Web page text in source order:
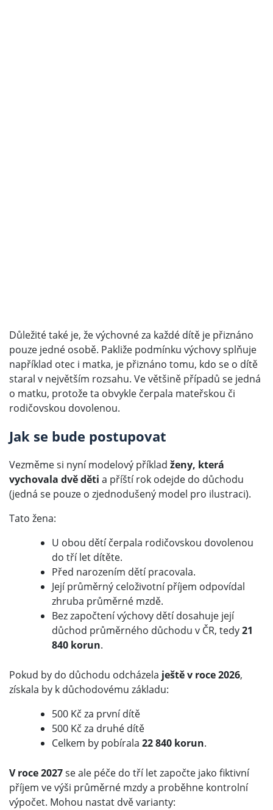
Důležité také je, že výchovné za každé dítě je přiznáno
pouze jedné osobě. Pakliže podmínku výchovy splňuje
například otec i matka, je přiznáno tomu, kdo se o dítě
staral v největším rozsahu. Ve většině případů se jedná
o matku, protože ta obvykle čerpala mateřskou či
rodičovskou dovolenou.
Jak se bude postupovat
Vezměme si nyní modelový příklad ženy, která
vychovala dvě děti a příští rok odejde do důchodu
(jedná se pouze o zjednodušený model pro ilustraci).
Tato žena:
U obou dětí čerpala rodičovskou dovolenou
do tří let dítěte.
Před narozením dětí pracovala.
Její průměrný celoživotní příjem odpovídal
zhruba průměrné mzdě.
Bez započtení výchovy dětí dosahuje její
důchod průměrného důchodu v ČR, tedy21
840 korun.
Pokud by do důchodu odcházela ještě v roce2026,
získala by k důchodovému základu:
500 Kč za první dítě
500 Kč za druhé dítě
Celkem by pobírala 22 840 korun.
V roce 2027se ale péče do tří let započte jako fiktivní
příjem ve výši průměrné mzdy a proběhne kontrolní
výpočet. Mohou nastat dvě varianty: